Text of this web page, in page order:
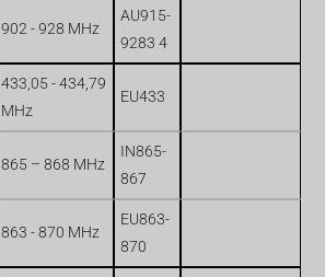
902 - 928 MHz
AU915-
9283 4
433,05 - 434,79
MHz
EU433
865 – 868 MHz
IN865-
867
863 - 870 MHz
EU863-
870